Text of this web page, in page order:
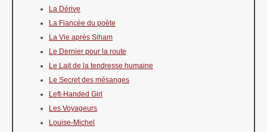
La Dérive
La Fiancée du poète
La Vie après Siham
Le Dernier pour la route
Le Lait de la tendresse humaine
Le Secret des mésanges
Left-Handed Girl
Les Voyageurs
Louise-Michel